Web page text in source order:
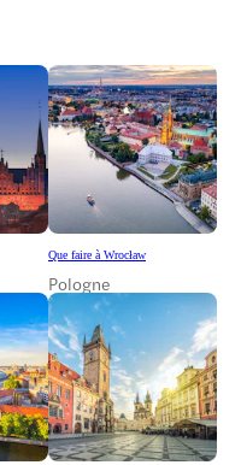
Que faire à Wrocław
Pologne